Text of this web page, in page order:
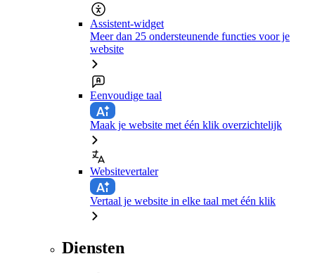
Assistent-widget
Meer dan 25 ondersteunende functies voor je
website
Eenvoudige taal
Maak je website met één klik overzichtelijk
Websitevertaler
Vertaal je website in elke taal met één klik
Diensten